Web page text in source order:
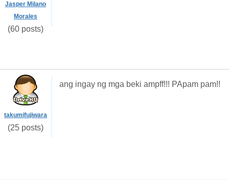
Jasper Milano
Morales
(60 posts)
takumifujiwara
(25 posts)
ang ingay ng mga beki ampff!!! PApam pam!!